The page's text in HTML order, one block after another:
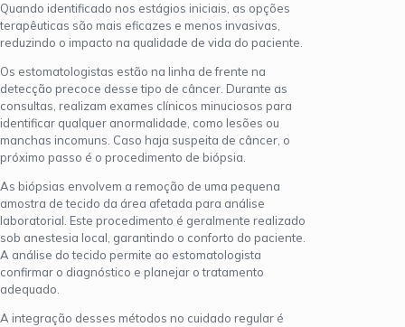
Quando identificado nos estágios iniciais, as opções
terapêuticas são mais eficazes e menos invasivas,
reduzindo o impacto na qualidade de vida do paciente.
Os estomatologistas estão na linha de frente na
detecção precoce desse tipo de câncer. Durante as
consultas, realizam exames clínicos minuciosos para
identificar qualquer anormalidade, como lesões ou
manchas incomuns. Caso haja suspeita de câncer, o
próximo passo é o procedimento de biópsia.
As biópsias envolvem a remoção de uma pequena
amostra de tecido da área afetada para análise
laboratorial. Este procedimento é geralmente realizado
sob anestesia local, garantindo o conforto do paciente.
A análise do tecido permite ao estomatologista
confirmar o diagnóstico e planejar o tratamento
adequado.
A integração desses métodos no cuidado regular é